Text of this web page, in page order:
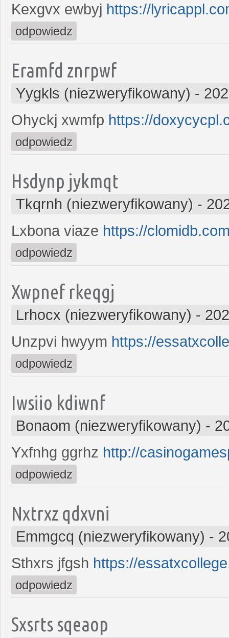
Kexgvx ewbyj https://
odpowiedz
Eramfd znrpwf
Yygkls (niezweryfikowany) -
Ohyckj xwmfp https://
odpowiedz
Hsdynp jykmqt
Tkqrnh (niezweryfikowany) -
Lxbona viaze https://
odpowiedz
Xwpnef rkeqgj
Lrhocx (niezweryfikowany) -
Unzpvi hwyym https://
odpowiedz
Iwsiio kdiwnf
Bonaom (niezweryfikowany) -
Yxfnhg ggrhz http://
odpowiedz
Nxtrxz qdxvni
Emmgcq (niezweryfikowany) -
Sthxrs jfgsh https://
odpowiedz
Sxsrts sqeaop